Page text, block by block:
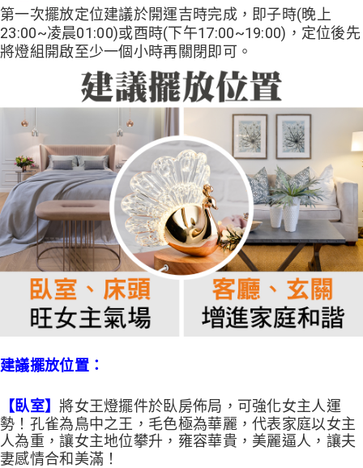
第一次擺放定位建議於開運吉時完成，即子時(晚上
23:00~凌晨01:00)或酉時(下午17:00~19:00)，定位後先
將燈組開啟至少一個小時再關閉即可。
建議擺放位置：
【臥室】將女王燈擺件於臥房佈局，可強化女主人運
勢！孔雀為鳥中之王，毛色極為華麗，代表家庭以女主
人為重，讓女主地位攀升，雍容華貴，美麗逼人，讓夫
妻感情合和美滿！